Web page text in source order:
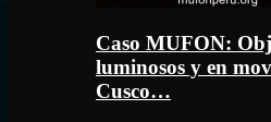
Caso MUFON:
luminosos y en
Cusco…